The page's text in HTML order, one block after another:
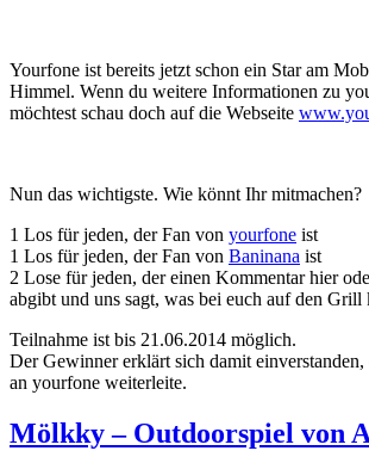
Yourfone ist bereits jetzt schon ein Star am
Himmel. Wenn du weitere Informationen zu
möchtest schau doch auf die Webseite
Nun das wichtigste. Wie könnt Ihr mitmachen?
1 Los für jeden, der Fan von yourfone ist
1 Los für jeden, der Fan von Baninana ist
2 Lose für jeden, der einen Kommentar hier
abgibt und uns sagt, was bei euch auf den Grill
Teilnahme ist bis 21.06.2014 möglich.
Der Gewinner erklärt sich damit einverstanden,
an yourfone weiterleite.
Mölkky – Outdoorspiel von